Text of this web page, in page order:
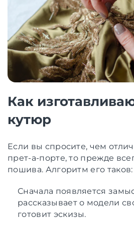
Как
кутюр
Если вы спросите, чем
прет-а-порте, то прежде
пошива. Алгоритм его таков:
Сначала появляется
рассказывает о модели
готовит эскизы.